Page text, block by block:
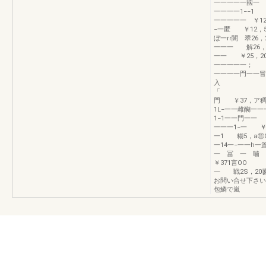
一一一一一國
一一一一1−−1
一一一一一 ￥
−一匿 ￥12，5
ぼ一rr闇 翠26，
一一一 解26，
一一 ￥25
一一一一一；
一一一一門一一
入 ｝．一
「 ｝ト 霞
門 ￥37，ア稠
1L−一一雌醐一
1−1一一門一一
一一一1−一 ￥
一1 糊5，a⑪Ol7
一14一−一一h
一 冨 一
￥371言OO
一 戦2S，20蓼2
お問い合せ下さ
包鱗で嵐